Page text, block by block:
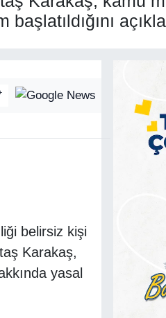
belirsiz kişi
Karakaş,
yasal